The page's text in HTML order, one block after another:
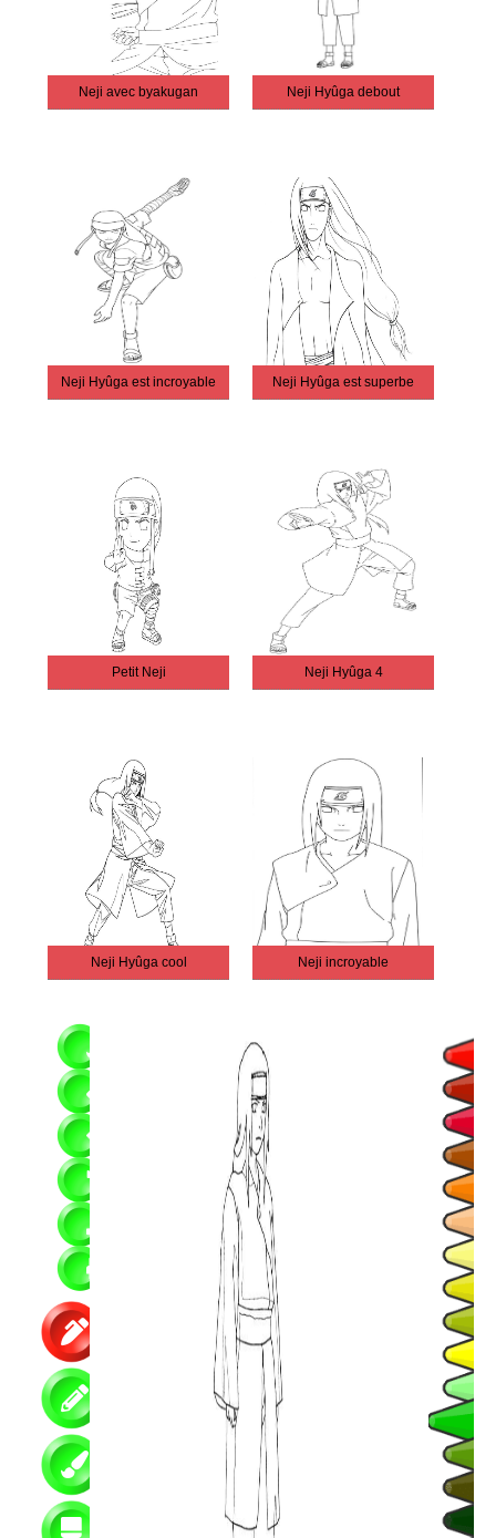
Neji avec byakugan Neji Hyûga debout
Neji Hyûga est incroyable Neji Hyûga est superbe
Petit Neji Neji Hyûga 4
Neji Hyûga cool Neji incroyable